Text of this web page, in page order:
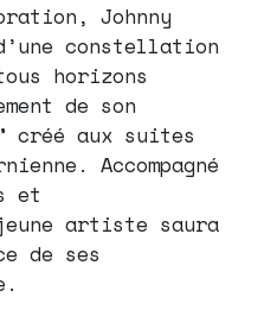
Johnny
constellation
horizons
de son
créé aux suites
Accompagné
et
artiste saura
de ses